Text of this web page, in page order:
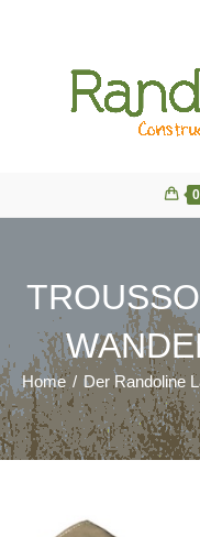
0
Home / Der Randoline